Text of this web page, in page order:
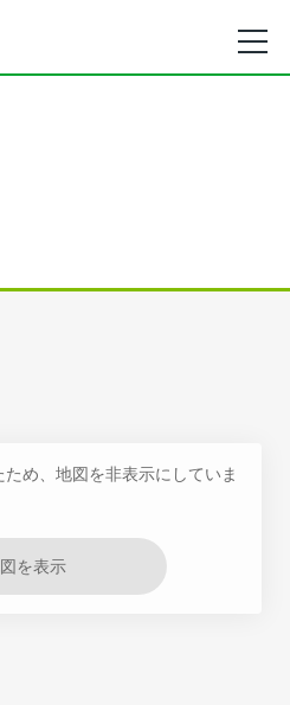
め、地図を非表示にしていま
を表示